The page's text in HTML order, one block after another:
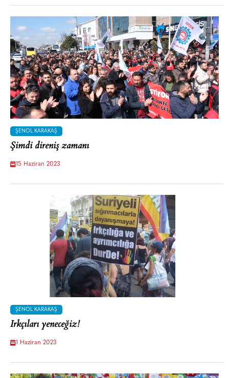
ŞENOL KARAKAŞ
Şimdi direniş zamanı
15 Haziran 2023
ŞENOL KARAKAŞ
Irkçıları yeneceğiz!
1 Haziran 2023